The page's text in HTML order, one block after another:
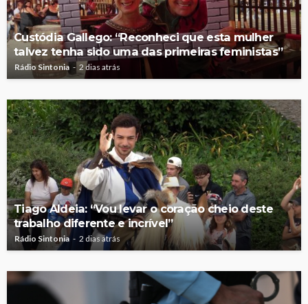
Custódia Gallego: “Reconheci que esta mulher
talvez tenha sido uma das primeiras feministas”
Rádio Sintonia 2 dias atrás
Tiago Aldeia: “Vou levar o coração cheio deste
trabalho diferente e incrível”
Rádio Sintonia 2 dias atrás